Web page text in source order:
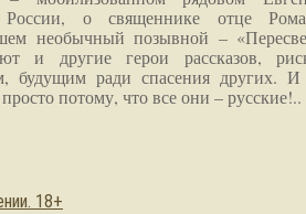
России, о священнике отце
необычный позывной –
и другие герои рассказов,
будущим ради спасения других.
потому, что все они – русские!..
18+